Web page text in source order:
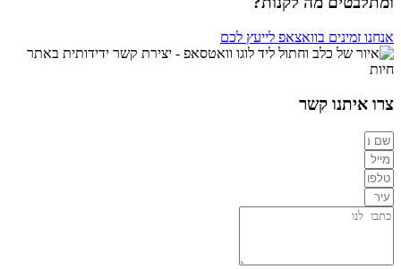
אנחנו זמינים בוואצאפ לייעץ לכם
צרו איתנו קשר